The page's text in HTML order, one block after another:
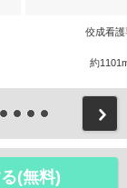
佼成看
約
(無料)